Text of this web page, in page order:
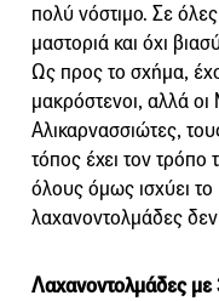
πολύ νόστιμο. Σε όλες
μαστοριά και όχι
Ως προς το σχήμα,
μακρόστενοι, αλλά οι
Αλικαρνασσιώτες,
τόπος έχει τον τρόπο
όλους όμως ισχύει το
λαχανοντολμάδες δεν
Λαχανοντολμάδες με